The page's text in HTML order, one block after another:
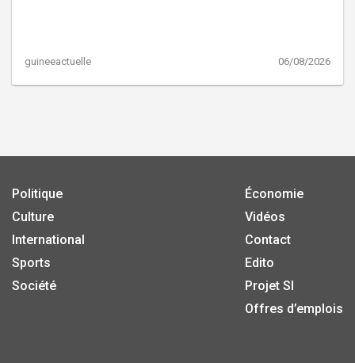
guineeactuelle 06/08/2026
Politique
Culture
International
Sports
Société
Économie
Vidéos
Contact
Edito
Projet SI
Offres d’emplois